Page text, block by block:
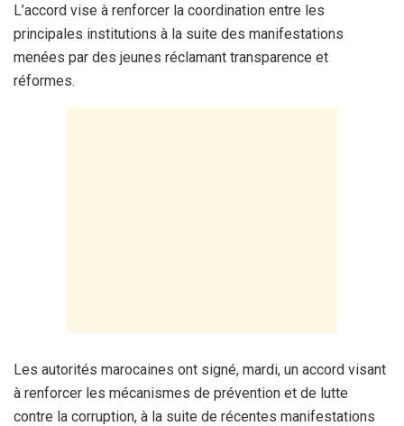
L’accord vise à renforcer la coordination entre les
principales institutions à la suite des manifestations
menées par des jeunes réclamant transparence et
réformes.
Les autorités marocaines ont signé, mardi, un accord visant
à renforcer les mécanismes de prévention et de lutte
contre la corruption, à la suite de récentes manifestations